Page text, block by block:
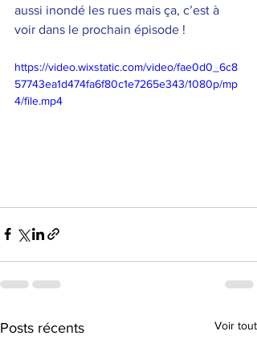
aussi inondé les rues mais ça, c’est à
voir dans le prochain épisode !
https://video.wixstatic.com/video/fae0d0_6c8
57743ea1d474fa6f80c1e7265e343/1080p/mp
4/file.mp4
Posts récents Voir tout